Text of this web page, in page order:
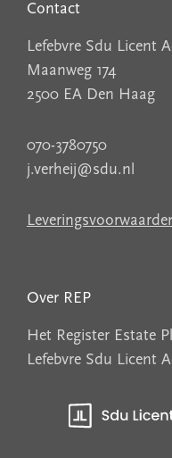
Contact
Lefebvre Sdu Licent
Maanweg 174
2500 EA Den Haag
070-3780750
j.verheij@sdu.nl
Over REP
Het Register Estate
Lefebvre Sdu Licent